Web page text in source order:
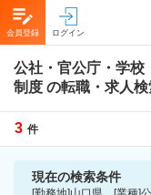
会員登録 ログイン
公社・官公庁・学校
制度 の転職・求人
3 件
現在の検索条件